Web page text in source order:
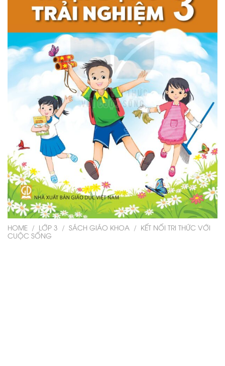
HOME / LỚP 3 / SÁCH GIÁO KHOA / KẾT NỐI TRI THỨC VỚI
CUỘC SỐNG